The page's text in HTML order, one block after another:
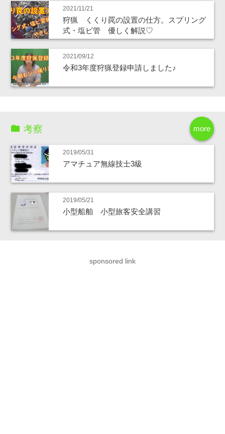
2021/11/21
狩猟 くくり罠の設置の仕方。スプリング
式・塩ビ管 優しく解説♡
2021/09/12
令和3年度狩猟登録申請しました♪
more
考察
2019/05/31
アマチュア無線技士3級
2019/05/21
小型船舶 小型旅客安全講習
sponsored link